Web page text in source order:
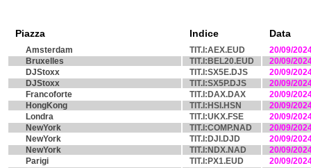
Piazza Indice Data
Amsterdam TIT.I:AEX.EUD
20/09/
Bruxelles
TIT.I:BEL20.EUD
20/09/
DJStoxx
TIT.I:SX5E.DJS
20/09/
DJStoxx
TIT.I:SX5P.DJS
20/09/
Francoforte
TIT.I:DAX.DAX
20/09/
HongKong
TIT.I:HSI.HSN
20/09/
Londra
TIT.I:UKX.FSE
20/09/
NewYork
TIT.I:COMP.NAD
20/09/
NewYork
TIT.I:DJI.DJD
20/09/
NewYork
TIT.I:NDX.NAD
20/09/
Parigi
TIT.I:PX1.EUD
20/09/